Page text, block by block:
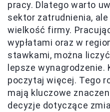
pracy. Dlatego warto
sektor zatrudnienia,
wielkość firmy.
wypłatami oraz w
stawkami, można
lepsze wynagrodzenie.
poczytaj więcej. Tego
mają kluczowe
decyzje dotyczące